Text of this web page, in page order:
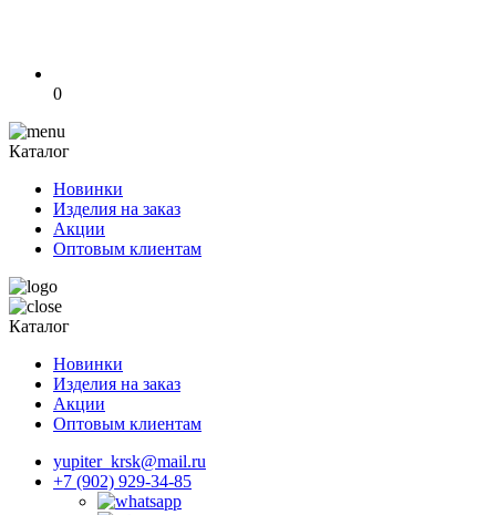
0
Каталог
Новинки
Изделия на заказ
Акции
Оптовым клиентам
Каталог
Новинки
Изделия на заказ
Акции
Оптовым клиентам
yupiter_krsk@mail.ru
+7 (902) 929-34-85